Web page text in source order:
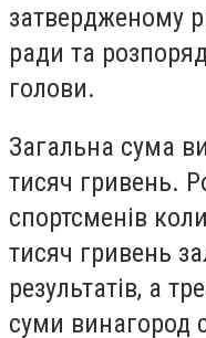
затвердженому
ради та
голови.
Загальна сума
тисяч гривень.
спортсменів
тисяч гривень
результатів, а
суми винагород